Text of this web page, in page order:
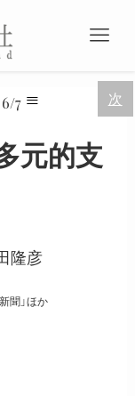
次
6/7 ≡
元的支
隆彦
聞」ほか